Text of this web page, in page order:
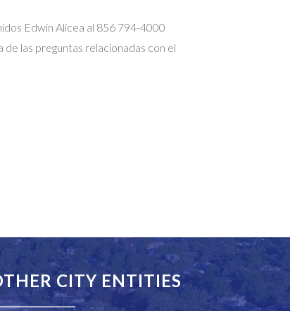
Edwin Alicea al 856 794-4000
de las preguntas relacionadas con el
CITY ENTITIES